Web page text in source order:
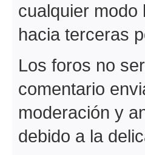
cualquier modo
hacia terceras
Los foros no
comentario
moderación y
debido a la